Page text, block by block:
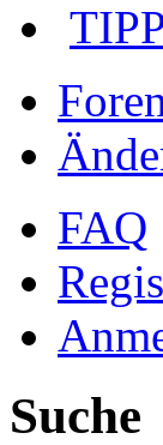
FAQ
Suche